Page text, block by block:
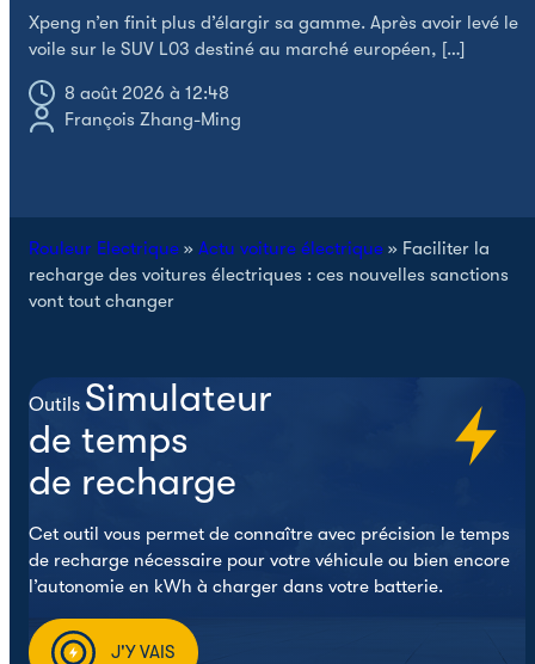
Rouleur Electrique » Actu voiture électrique » Faciliter la
recharge des voitures électriques : ces nouvelles sanctions
vont tout changer
Xpeng n’en finit plus d’élargir sa gamme. Après avoir levé le
voile sur le SUV L03 destiné au marché européen, […]
8 août 2026 à 12:48
François Zhang-Ming
Outils Simulateur
de temps
de recharge
Cet outil vous permet de connaître avec précision le temps
de recharge nécessaire pour votre véhicule ou bien encore
l’autonomie en kWh à charger dans votre batterie.
J'Y VAIS